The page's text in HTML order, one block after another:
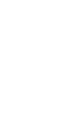
an Sie ausgezahlt
ist, geltend